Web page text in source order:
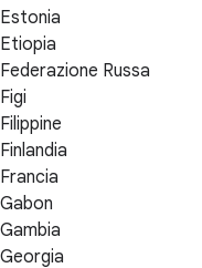
Estonia
Etiopia
Federazione Russa
Figi
Filippine
Finlandia
Francia
Gabon
Gambia
Georgia